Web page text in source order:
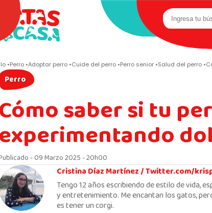
Perro Adoptar perro Cuide del perro Perro senior Salud del perro
Perro
Cómo saber si tu
experimentando
- 09 Marzo 2025 - 20h00
Cristina Díaz Martínez /Twitter.com/
Tengo 12 años escribiendo de estilo de vida,
y entretenimiento. Me encantan los gatos,
es tener un corgi.